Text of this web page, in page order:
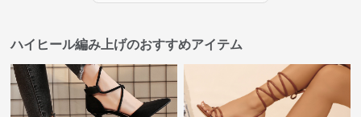
ハイヒール編み上げのおすすめアイテム